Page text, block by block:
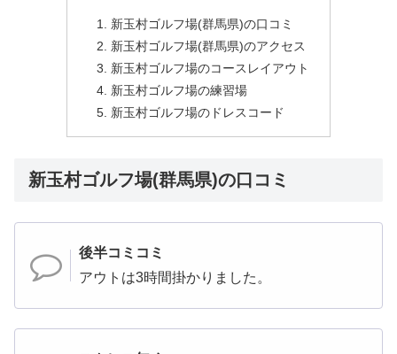
新玉村ゴルフ場(群馬県)の口コミ
新玉村ゴルフ場(群馬県)のアクセス
新玉村ゴルフ場のコースレイアウト
新玉村ゴルフ場の練習場
新玉村ゴルフ場のドレスコード
新玉村ゴルフ場(群馬県)の口コミ
後半コミコミ
アウトは3時間掛かりました。